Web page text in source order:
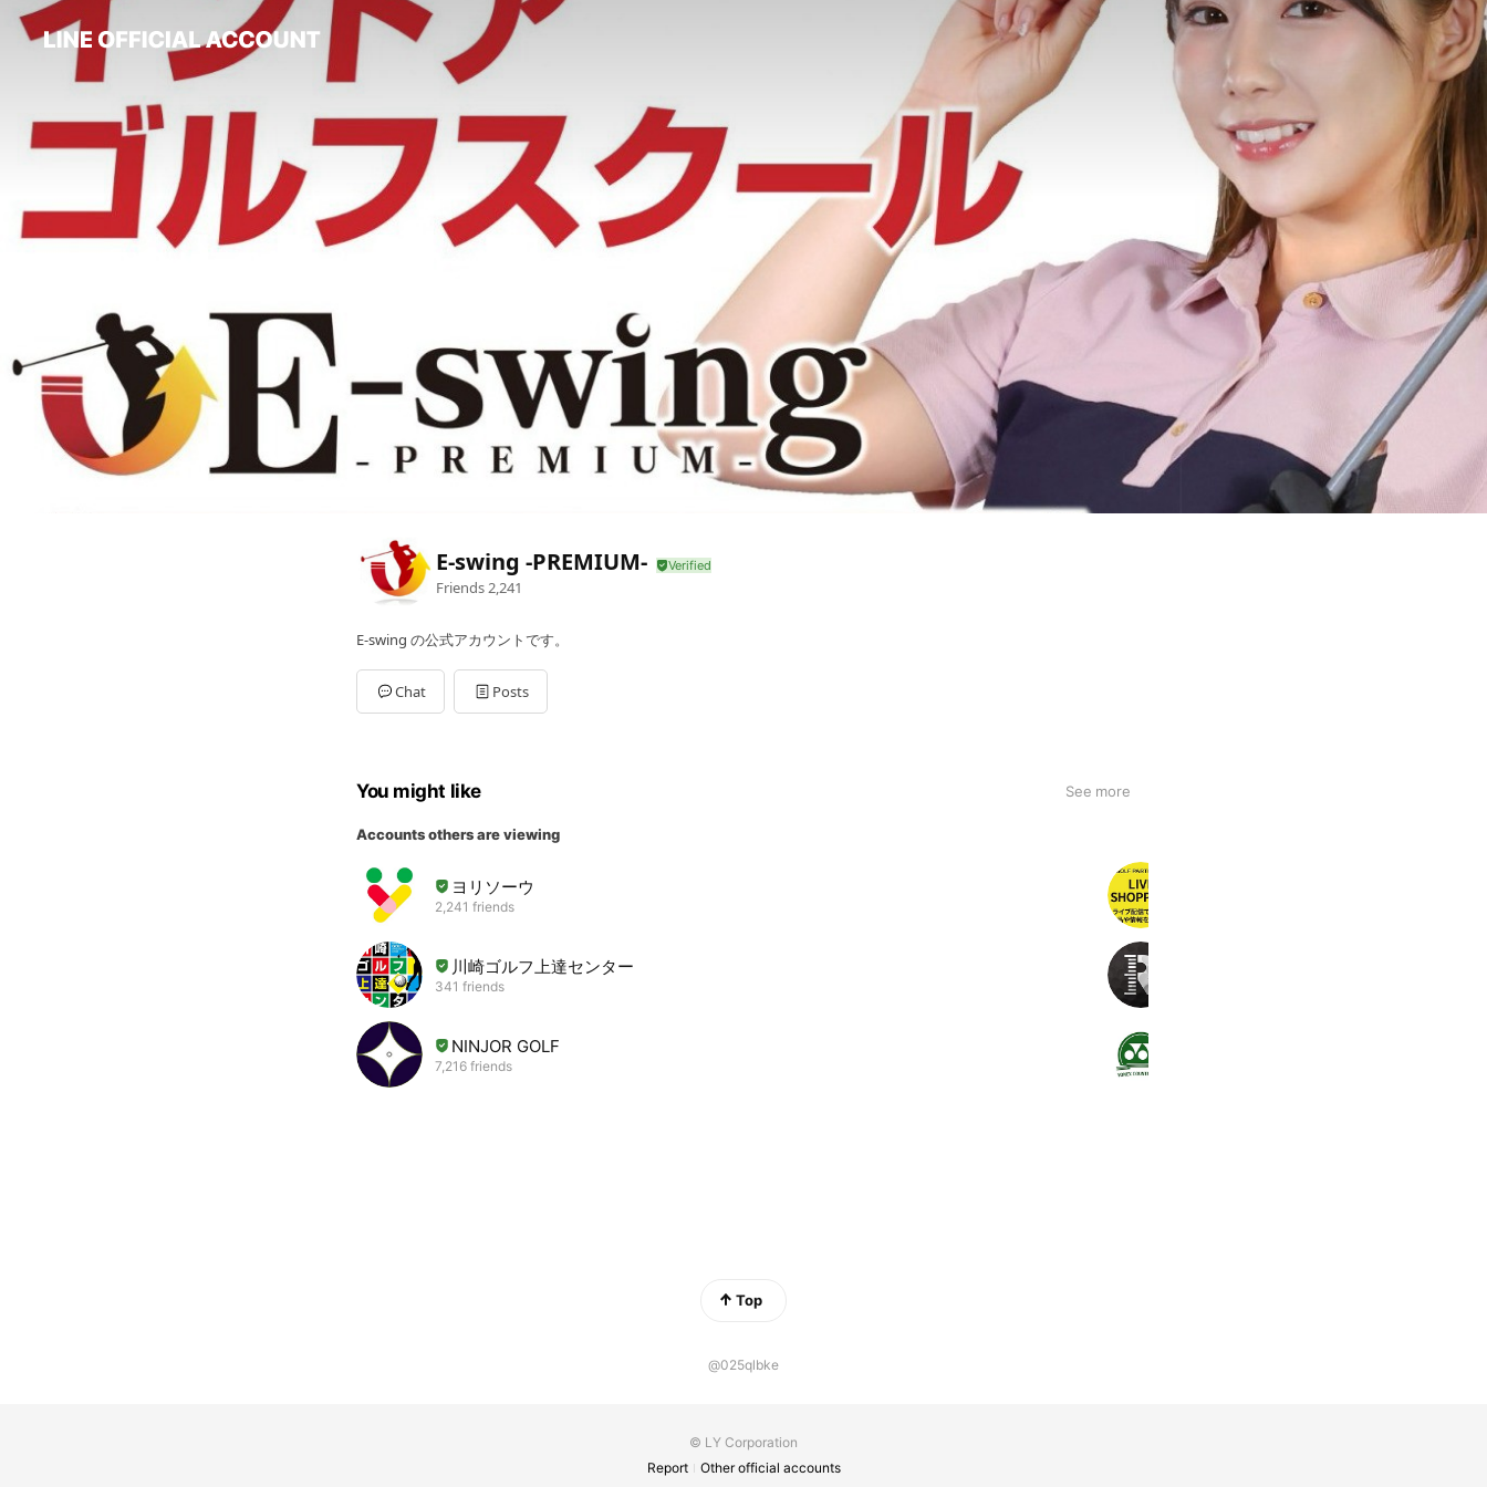
E-swing -PREMIUM-
Friends 2,241
E-swing の公式アカウントです。
Chat Posts
You might like See more
Accounts others are viewing
ヨリソーウ
2,241 friends
川崎ゴルフ上達センター
341 friends
NINJOR GOLF
7,216 friends
Top
@025qlbke
© LY Corporation
Report
Other official accounts